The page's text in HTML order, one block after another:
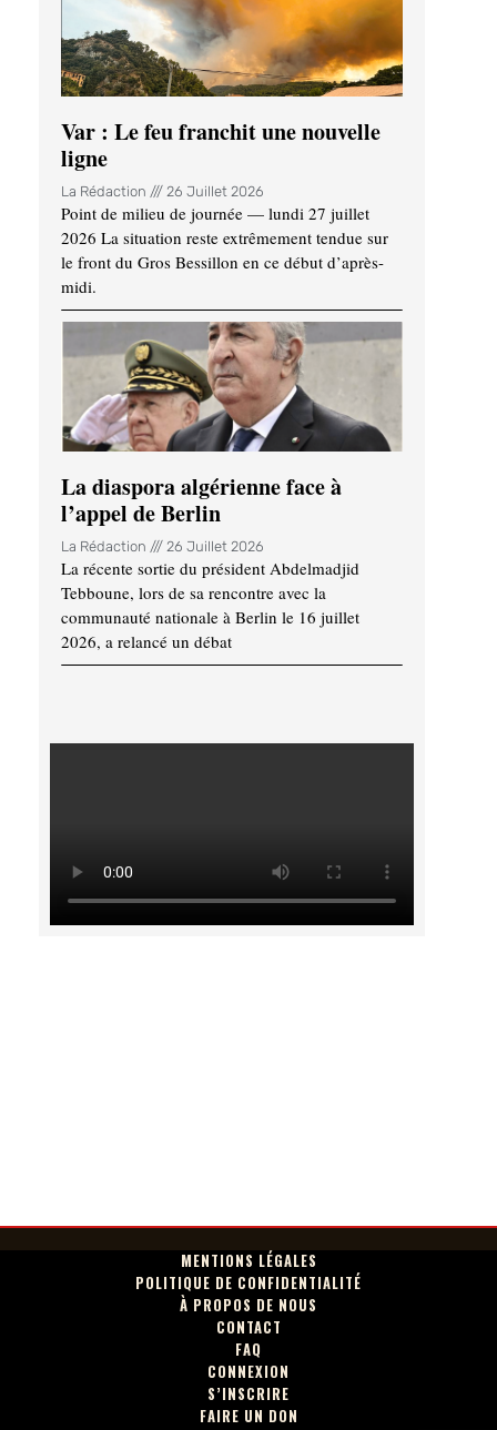
Var : Le feu franchit une nouvelle
ligne
La Rédaction 26 Juillet 2026
Point de milieu de journée — lundi 27 juillet
2026 La situation reste extrêmement tendue sur
le front du Gros Bessillon en ce début d’après-
midi.
La diaspora algérienne face à
l’appel de Berlin
La Rédaction 26 Juillet 2026
La récente sortie du président Abdelmadjid
Tebboune, lors de sa rencontre avec la
communauté nationale à Berlin le 16 juillet
2026, a relancé un débat
MENTIONS LÉGALES
POLITIQUE DE CONFIDENTIALITÉ
À PROPOS DE NOUS
CONTACT
FAQ
CONNEXION
S’INSCRIRE
FAIRE UN DON